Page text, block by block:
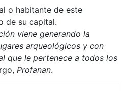
o habitante de este
de su capital.
viene generando la
arqueológicos y con
que le pertenece a todos los
Profanan.